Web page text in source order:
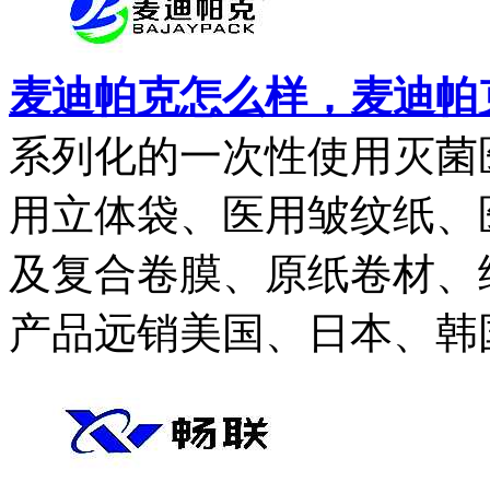
麦迪帕克怎么样，麦迪
系列化的一次性使用灭
用立体袋、医用皱纹纸
及复合卷膜、原纸卷材
产品远销美国、日本、韩